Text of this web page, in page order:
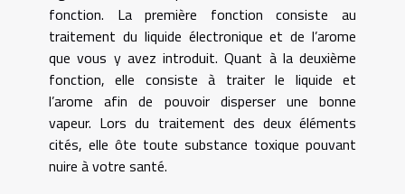
fonction. La première fonction consiste au
traitement du liquide électronique et de l’arome
que vous y avez introduit. Quant à la deuxième
fonction, elle consiste à traiter le liquide et
l’arome afin de pouvoir disperser une bonne
vapeur. Lors du traitement des deux éléments
cités, elle ôte toute substance toxique pouvant
nuire à votre santé.